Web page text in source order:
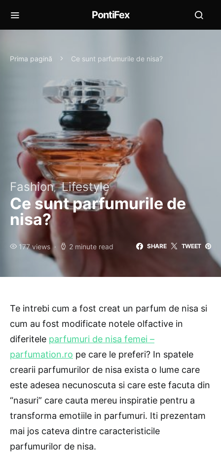
PontiFex
Prima pagină Ce sunt parfumurile de nisa?
Fashion Lifestyle
Ce sunt parfumurile de
nisa?
177 views 2 minute read SHARE TWEET
Te intrebi cum a fost creat un parfum de nisa si
cum au fost modificate notele olfactive in
diferitele parfumuri de nisa femei –
parfumation.ro pe care le preferi? In spatele
crearii parfumurilor de nisa exista o lume care
este adesea necunoscuta si care este facuta din
“nasuri” care cauta mereu inspiratie pentru a
transforma emotiile in parfumuri. Iti prezentam
mai jos cateva dintre caracteristicile
parfumurilor de nisa.